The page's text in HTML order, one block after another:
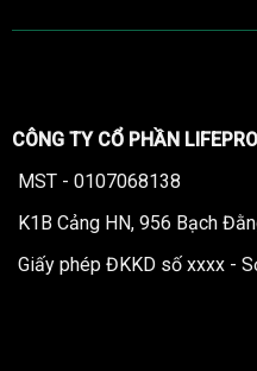
CÔNG TY CỔ PHẦN LIFEPRO
MST - 0107068138
K1B Cảng HN, 956 Bạch
Giấy phép ĐKKD số xxxx -